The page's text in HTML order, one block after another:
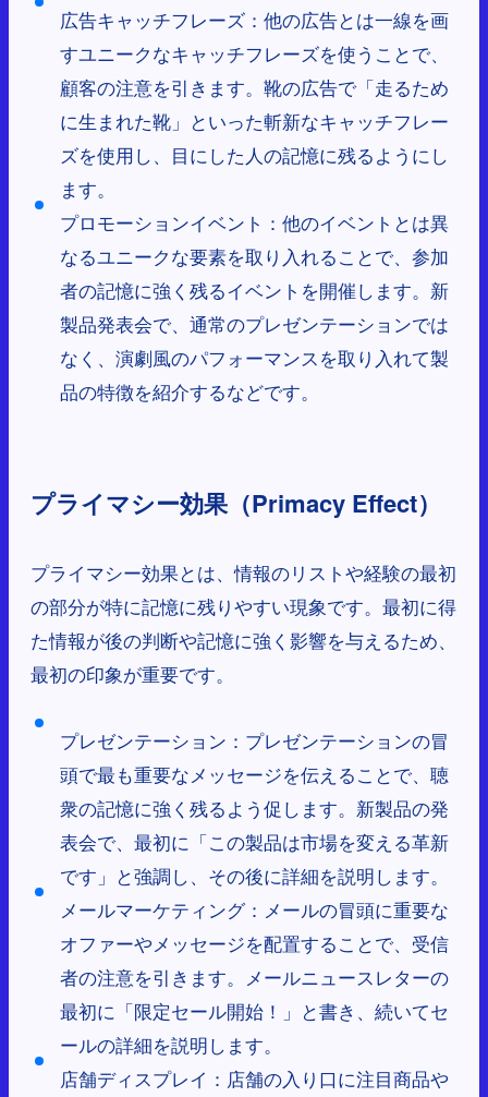
広告キャッチフレーズ：他の広告とは一線を画
すユニークなキャッチフレーズを使うことで、
顧客の注意を引きます。靴の広告で「走るため
に生まれた靴」といった斬新なキャッチフレー
ズを使用し、目にした人の記憶に残るようにし
ます。
プロモーションイベント：他のイベントとは異
なるユニークな要素を取り入れることで、参加
者の記憶に強く残るイベントを開催します。新
製品発表会で、通常のプレゼンテーションでは
なく、演劇風のパフォーマンスを取り入れて製
品の特徴を紹介するなどです。
プライマシー効果（Primacy Effect）
プライマシー効果とは、情報のリストや経験の最初
の部分が特に記憶に残りやすい現象です。最初に得
た情報が後の判断や記憶に強く影響を与えるため、
最初の印象が重要です。
プレゼンテーション：プレゼンテーションの冒
頭で最も重要なメッセージを伝えることで、聴
衆の記憶に強く残るよう促します。新製品の発
表会で、最初に「この製品は市場を変える革新
です」と強調し、その後に詳細を説明します。
メールマーケティング：メールの冒頭に重要な
オファーやメッセージを配置することで、受信
者の注意を引きます。メールニュースレターの
最初に「限定セール開始！」と書き、続いてセ
ールの詳細を説明します。
店舗ディスプレイ：店舗の入り口に注目商品や